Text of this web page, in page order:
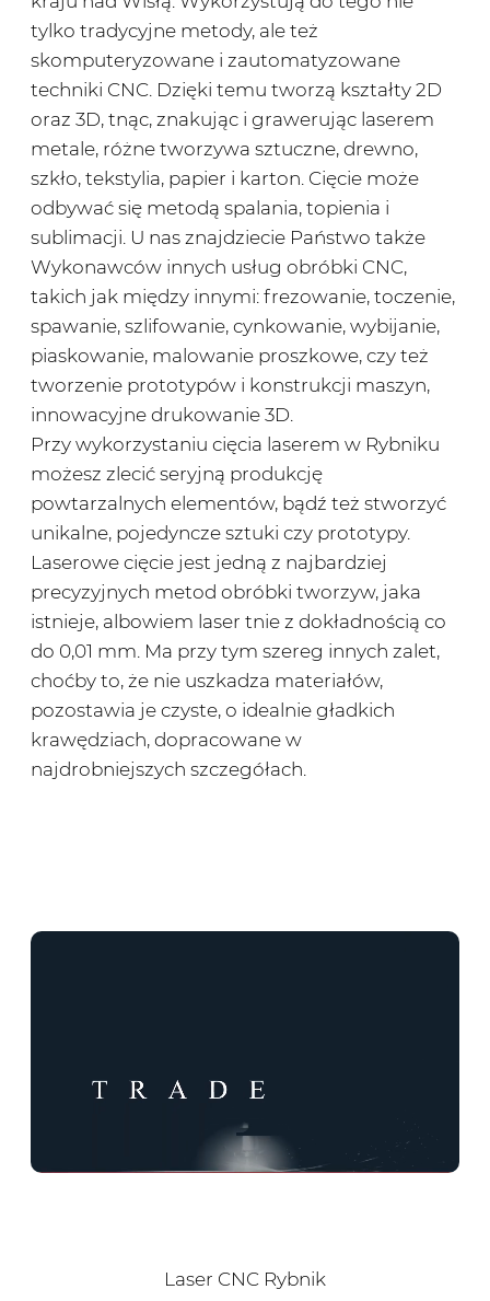
tylko tradycyjne metody, ale też
skomputeryzowane i zautomatyzowane
techniki CNC. Dzięki temu tworzą kształty 2D
oraz 3D, tnąc, znakując i grawerując laserem
metale, różne tworzywa sztuczne, drewno,
szkło, tekstylia, papier i karton. Cięcie może
odbywać się metodą spalania, topienia i
sublimacji. U nas znajdziecie Państwo także
Wykonawców innych usług obróbki CNC,
takich jak między innymi: frezowanie, toczenie,
spawanie, szlifowanie, cynkowanie, wybijanie,
piaskowanie, malowanie proszkowe, czy też
tworzenie prototypów i konstrukcji maszyn,
innowacyjne drukowanie 3D.
Przy wykorzystaniu cięcia laserem w Rybniku
możesz zlecić seryjną produkcję
powtarzalnych elementów, bądź też stworzyć
unikalne, pojedyncze sztuki czy prototypy.
Laserowe cięcie jest jedną z najbardziej
precyzyjnych metod obróbki tworzyw, jaka
istnieje, albowiem laser tnie z dokładnością co
do 0,01 mm. Ma przy tym szereg innych zalet,
choćby to, że nie uszkadza materiałów,
pozostawia je czyste, o idealnie gładkich
krawędziach, dopracowane w
najdrobniejszych szczegółach.
Laser CNC Rybnik